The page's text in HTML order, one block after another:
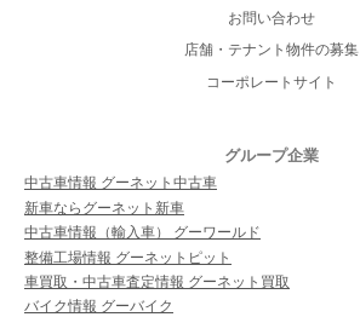
お問い合わせ
店舗・テナント物件の募集
コーポレートサイト
グループ企業
中古車情報 グーネット中古車
新車ならグーネット新車
中古車情報（輸入車） グーワールド
整備工場情報 グーネットピット
車買取・中古車査定情報 グーネット買取
バイク情報 グーバイク